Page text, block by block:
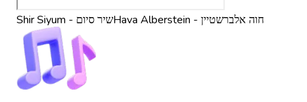
Shir Siyum - שיר סיום Hava Alberstein - חוה אלברשטיין